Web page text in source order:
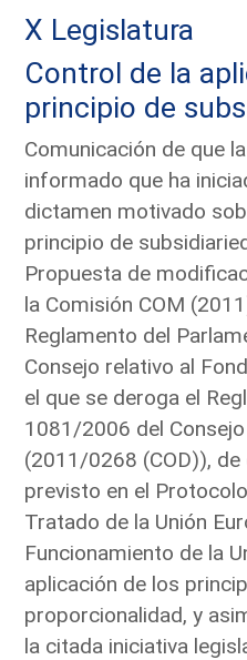
X Legislatura
Control de la
principio de
Comunicación de que
informado que ha
dictamen motivado
principio de
Propuesta de
la Comisión COM
Reglamento del
Consejo relativo al
el que se deroga el
1081/2006 del
(2011/0268 (COD)),
previsto en el
Tratado de la Unión
Funcionamiento de la
aplicación de los
proporcionalidad, y
la citada iniciativa